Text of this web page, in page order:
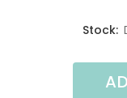
Stock: